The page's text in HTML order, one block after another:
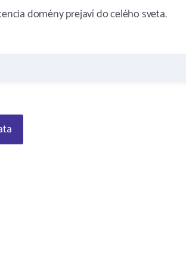
domény prejaví do celého sveta.